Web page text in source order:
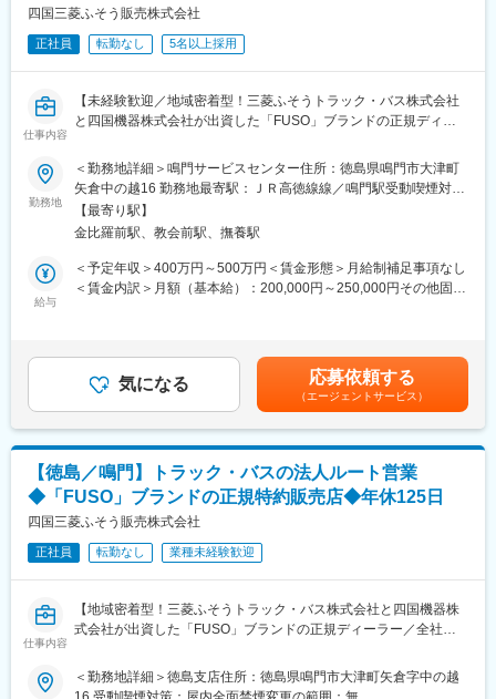
きますが、故障やメンテナンスなど技術的な部分は専任の整備担
当が別途対応する形となります。
■一日の流れ：
メール整理や資料準備（8時45分～10時）→納入先へのフォロー
訪問2～3件程度（10時～12時）→昼食（12時～13時）→紹介い
ただいたお客様への提案（13時～16時）→翌日の訪問準備（16時
～17時）→就業（18時以降）
ります。
■職務のミッション：
当社の取扱製品は、お客様にとって非常に重要な商売道具です。
お客様に最も適したトラックやバス、漁船などの提案のみなら
お客様の効率アップを図っていきます。お客様に大きな喜びを提
供し、更なる信頼関係の構築に繋げることがミッションです。
四国三菱ふそう販売株式会社
正社員 転勤なし 5名以上採用
仕事内容
【未経験歓迎／地域密着型！三菱ふそうトラック・バス株式会社
と四国機器株式会社が出資した「FUSO」ブランドの正規ディー
能な環境です／転勤なし】
■業務概要：
大型のトラック、商用車の整備を担当いただきます。
※車検がメインとなり、基本的には工場勤務です。外に行くことは
ほとんどありません。
輩社員に聞ける環境です。また整備士や検査員、牽引免許などの
業務で必要な資格は全額会社負担で取得頂けます。
トラック・バス」の特約販売店として、香川県・徳島県・愛媛
県・高知県の三菱ふそうトラック（1.5トン～大型トラック）、バ
ス（大・中・小）を取り扱っている部門です。「FUSO」ブラン
ドは昔からお客様より厚い信頼を得ており、性能的にも優れてい
ると高いご評価を頂いています。
■当社の魅力：
・全ての部門（整備、営業等）が連携しながら、丁寧なアフター
フォローに力を入れております。修理、故障を未然に防ぐ定期的
な点検案内をきめ細やかに行っていることから、多くのお客様よ
て取引先からの厚い信頼に加えて、各地域に支店、営業所を展開
勤務地
＜勤務地詳細＞鳴門サービスセンター住所：徳島県鳴門市大津町
矢倉中の越16 勤務地最寄駅：ＪＲ高徳線線／鳴門駅受動喫煙対
策：敷地内喫煙可能場所あり変更の範囲：無
【最寄り駅】
金比羅前駅、教会前駅、撫養駅
給与
＜予定年収＞400万円～500万円＜賃金形態＞月給制補足事項なし
＜賃金内訳＞月額（基本給）：200,000円～250,000円その他固定
円）の過去実績あり■賞与：年2回※過去実績4ヶ月分賃金はあくま
でも目安の金額であり、選考を通じて上下する可能性がありま
す。月給(月額)は固定手当を含めた表記です。
気になる 応募依頼する
（エージェントサービス）
【徳島／鳴門】トラック・バスの法人ルート営業
◆「FUSO」ブランドの正規特約販売店◆年休125日
四国三菱ふそう販売株式会社
正社員 転勤なし 業種未経験歓迎
仕事内容
【地域密着型！三菱ふそうトラック・バス株式会社と四国機器株
式会社が出資した「FUSO」ブランドの正規ディーラー／全社平
／転勤なし】
＜勤務地詳細＞徳島支店住所：徳島県鳴門市大津町矢倉字中の越